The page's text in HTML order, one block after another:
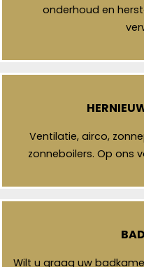
onderhoud en
Ventilatie, airco,
zonneboilers. Op ons
Wilt u graag uw